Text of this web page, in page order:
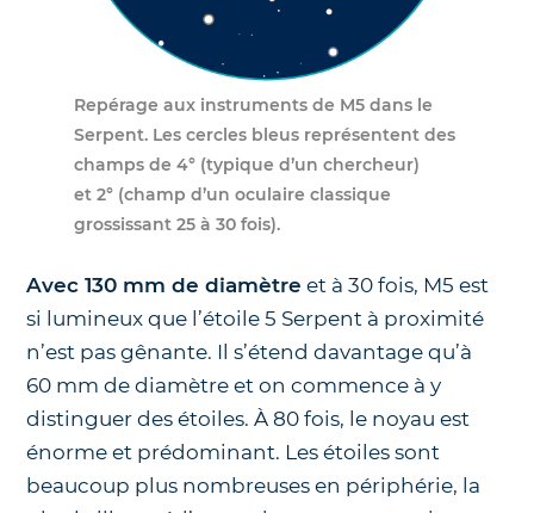
Repérage aux instruments de M5 dans le
Serpent. Les cercles bleus représentent des
champs de 4° (typique d’un chercheur)
et 2° (champ d’un oculaire classique
grossissant 25 à 30 fois).
Avec 130 mm de diamètre et à 30 fois, M5 est
si lumineux que l’étoile 5 Serpent à proximité
n’est pas gênante. Il s’étend davantage qu’à
60 mm de diamètre et on commence à y
distinguer des étoiles. À 80 fois, le noyau est
énorme et prédominant. Les étoiles sont
beaucoup plus nombreuses en périphérie, la